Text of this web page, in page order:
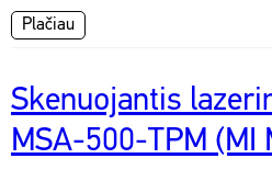
Plačiau
Skenuojantis
MSA-500-TPM (MI